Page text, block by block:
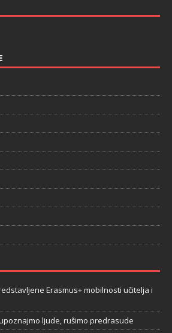
Erasmus+ mobilnosti učitelja i
ljude, rušimo predrasude